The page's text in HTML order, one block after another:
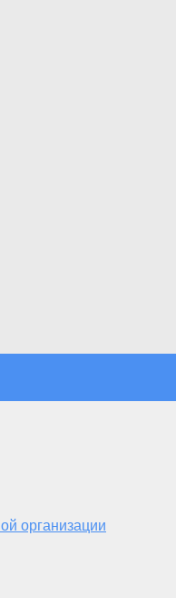
организации